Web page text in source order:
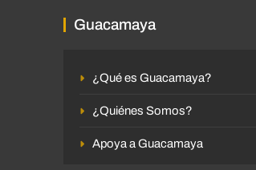
Guacamaya
¿Qué es Guacamaya?
¿Quiénes Somos?
Apoya a Guacamaya